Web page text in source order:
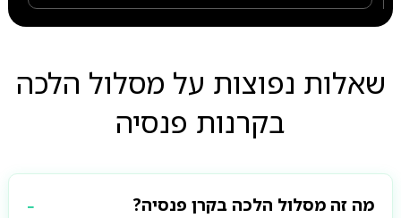
שאלות נפוצות על מסלול הלכה
בקרנות פנסיה
מה זה מסלול הלכה בקרן פנסיה?